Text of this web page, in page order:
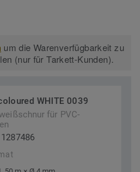
um die Warenverfügbarkeit zu
(nur für Tarkett-Kunden).
WHITE 0039
für PVC-